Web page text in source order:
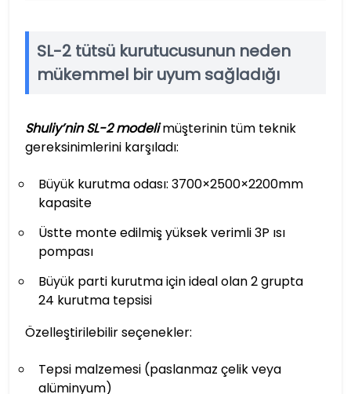
SL-2 tütsü kurutucusunun neden
mükemmel bir uyum sağladığı
Shuliy’nin SL-2 modelimüşterinin tüm teknik
gereksinimlerini karşıladı:
Büyük kurutma odası: 3700×2500×2200mm
kapasite
Üstte monte edilmiş yüksek verimli 3P ısı
pompası
Büyük parti kurutma için ideal olan 2 grupta
24 kurutma tepsisi
Özelleştirilebilir seçenekler:
Tepsi malzemesi (paslanmaz çelik veya
alüminyum)